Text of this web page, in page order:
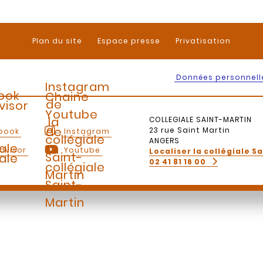
Plan du site Espace presse Privatisation
Données
Instagram
de
la
collégiale
Saint-
Martin
Instagram
Chaine
Youtube
de
la
collégiale
Saint-
Martin
Youtube
COLLEGIALE SAINT-MARTIN
23 rue Saint Martin
ANGERS
Localiser la collégiale
02 41 81 16 00